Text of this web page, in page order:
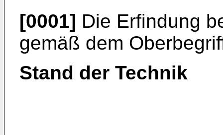
[0001] Die Erfindung
gemäß dem
Stand der Technik